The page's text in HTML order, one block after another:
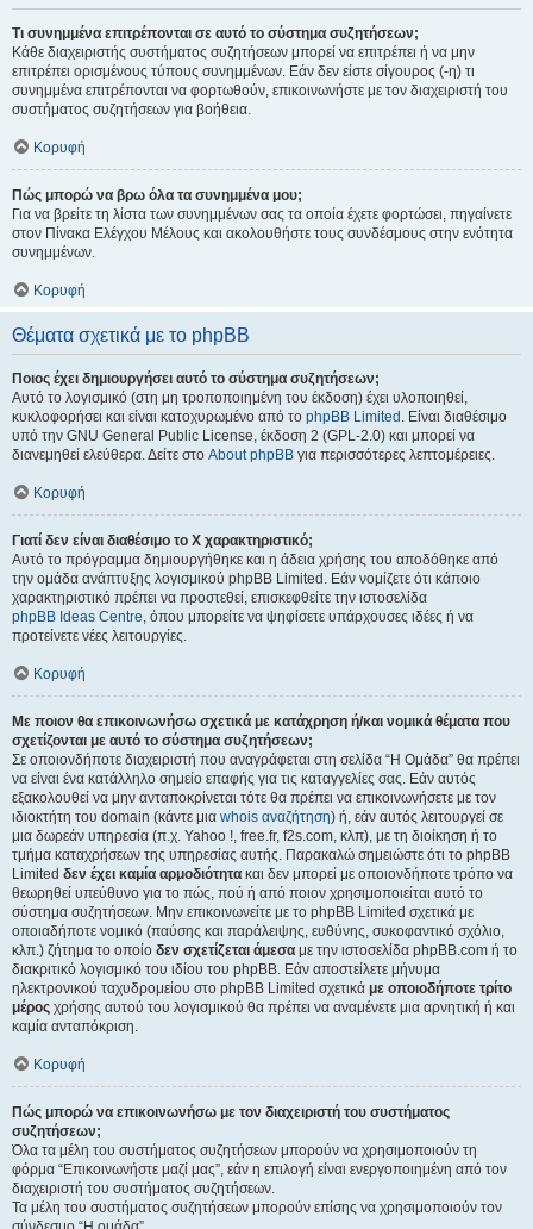
Τι συνημμένα επιτρέπονται σε αυτό το σύστημα συζητήσεων;
Κάθε διαχειριστής συστήματος συζητήσεων μπορεί να επιτρέπει ή να μην
επιτρέπει ορισμένους τύπους συνημμένων. Εάν δεν είστε σίγουρος (-η) τι
συνημμένα επιτρέπονται να φορτωθούν, επικοινωνήστε με τον διαχειριστή του
συστήματος συζητήσεων για βοήθεια.
Κορυφή
Πώς μπορώ να βρω όλα τα συνημμένα μου;
Για να βρείτε τη λίστα των συνημμένων σας τα οποία έχετε φορτώσει, πηγαίνετε
στον Πίνακα Ελέγχου Μέλους και ακολουθήστε τους συνδέσμους στην ενότητα
συνημμένων.
Κορυφή
Θέματα σχετικά με το phpBB
Ποιος έχει δημιουργήσει αυτό το σύστημα συζητήσεων;
Αυτό το λογισμικό (στη μη τροποποιημένη του έκδοση) έχει υλοποιηθεί,
κυκλοφορήσει και είναι κατοχυρωμένο από το phpBB Limited . Είναι διαθέσιμο
υπό την GNU General Public License, έκδοση 2 (GPL-2.0) και μπορεί να
διανεμηθεί ελεύθερα. Δείτε στο About phpBB για περισσότερες λεπτομέρειες.
Κορυφή
Γιατί δεν είναι διαθέσιμο το Χ χαρακτηριστικό;
Αυτό το πρόγραμμα δημιουργήθηκε και η άδεια χρήσης του αποδόθηκε από
την ομάδα ανάπτυξης λογισμικού phpBB Limited. Εάν νομίζετε ότι κάποιο
χαρακτηριστικό πρέπει να προστεθεί, επισκεφθείτε την ιστοσελίδα
phpBB Ideas Centre, όπου μπορείτε να ψηφίσετε υπάρχουσες ιδέες ή να
προτείνετε νέες λειτουργίες.
Κορυφή
Με ποιον θα επικοινωνήσω σχετικά με κατάχρηση ή/και νομικά θέματα που
σχετίζονται με αυτό το σύστημα συζητήσεων;
Σε οποιονδήποτε διαχειριστή που αναγράφεται στη σελίδα “Η Ομάδα” θα πρέπει
να είναι ένα κατάλληλο σημείο επαφής για τις καταγγελίες σας. Εάν αυτός
εξακολουθεί να μην ανταποκρίνεται τότε θα πρέπει να επικοινωνήσετε με τον
ιδιοκτήτη του domain (κάντε μια whois αναζήτηση) ή, εάν αυτός λειτουργεί σε
μια δωρεάν υπηρεσία (π.χ. Yahoo !, free.fr, f2s.com, κλπ), με τη διοίκηση ή το
τμήμα καταχρήσεων της υπηρεσίας αυτής. Παρακαλώ σημειώστε ότι το phpBB
Limited δεν έχει καμία αρμοδιότητα και δεν μπορεί με οποιονδήποτε τρόπο να
θεωρηθεί υπεύθυνο για το πώς, πού ή από ποιον χρησιμοποιείται αυτό το
σύστημα συζητήσεων. Μην επικοινωνείτε με το phpBB Limited σχετικά με
οποιαδήποτε νομικό (παύσης και παράλειψης, ευθύνης, συκοφαντικό σχόλιο,
κλπ.) ζήτημα το οποίο δεν σχετίζεται άμεσα με την ιστοσελίδα phpBB.com ή το
διακριτικό λογισμικό του ιδίου του phpBB. Εάν αποστείλετε μήνυμα
ηλεκτρονικού ταχυδρομείου στο phpBB Limited σχετικά με οποιοδήποτε τρίτο
μέρος χρήσης αυτού του λογισμικού θα πρέπει να αναμένετε μια αρνητική ή και
καμία ανταπόκριση.
Κορυφή
Πώς μπορώ να επικοινωνήσω με τον διαχειριστή του συστήματος
συζητήσεων;
Όλα τα μέλη του συστήματος συζητήσεων μπορούν να χρησιμοποιούν τη
φόρμα “Επικοινωνήστε μαζί μας”, εάν η επιλογή είναι ενεργοποιημένη από τον
διαχειριστή του συστήματος συζητήσεων.
Τα μέλη του συστήματος συζητήσεων μπορούν επίσης να χρησιμοποιούν τον